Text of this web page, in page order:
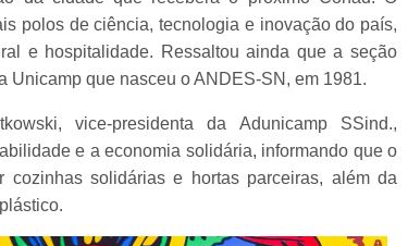
polos de ciência, tecnologia e inovação do país,
e hospitalidade. Ressaltou ainda que a seção
Unicamp que nasceu o ANDES-SN, em 1981.
vice-presidenta da Adunicamp SSind.,
e a economia solidária, informando que o
cozinhas solidárias e hortas parceiras, além da